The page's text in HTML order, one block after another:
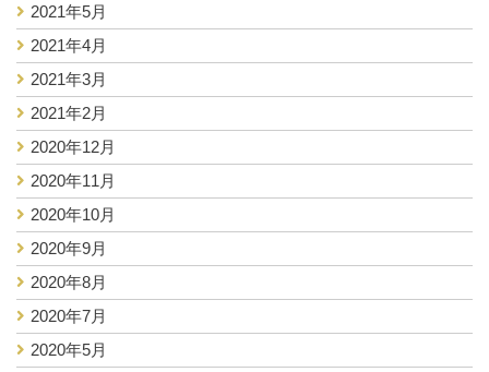
2021年5月
2021年4月
2021年3月
2021年2月
2020年12月
2020年11月
2020年10月
2020年9月
2020年8月
2020年7月
2020年5月